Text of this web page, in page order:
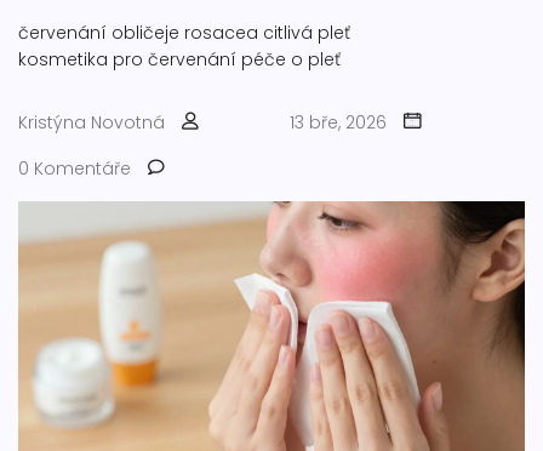
červenání obličeje rosacea citlivá pleť
kosmetika pro červenání péče o pleť
Kristýna Novotná
13 bře, 2026
0 Komentáře